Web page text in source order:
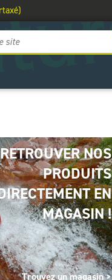
RETROUVER NOS
PRODUITS
EN
MAGASIN !
Trouvez un magasin >